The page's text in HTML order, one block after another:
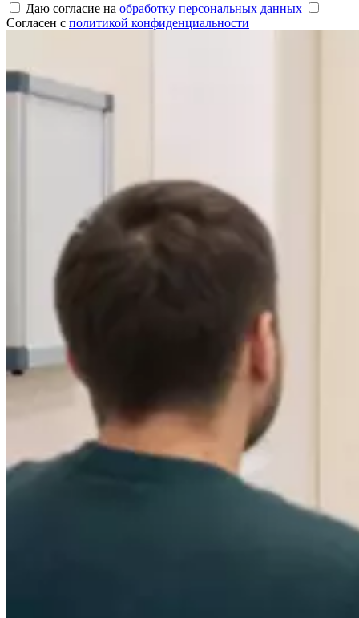
Даю согласие на обработку персональных данных
Согласен с политикой конфиденциальности